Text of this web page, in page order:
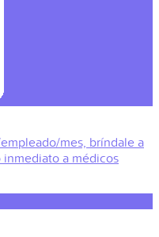
mes, bríndale a
a médicos